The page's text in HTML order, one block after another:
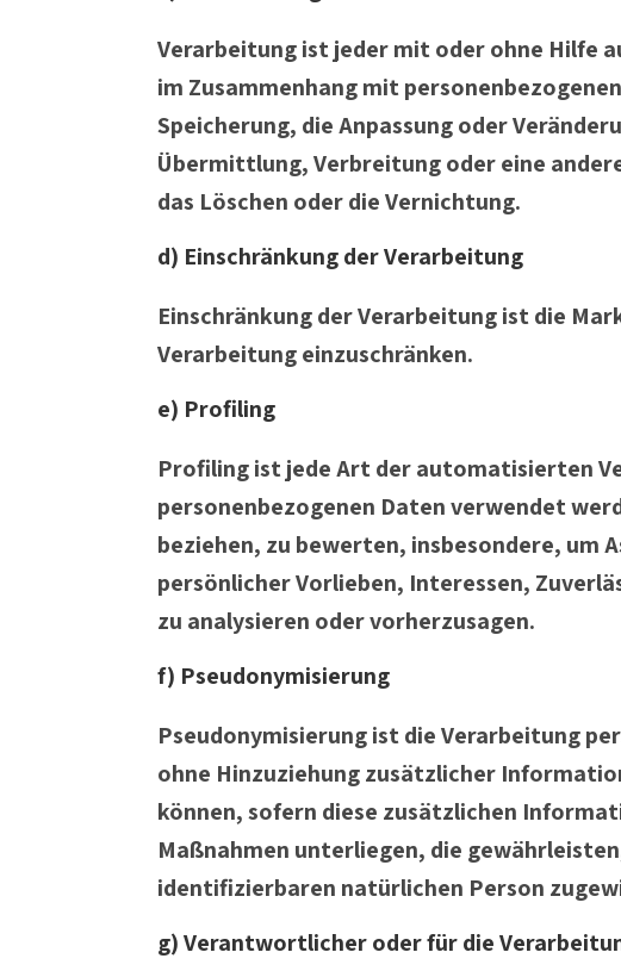
Verarbeitung ist jeder mit oder ohne Hilfe
im Zusammenhang mit
Speicherung, die Anpassung oder
Übermittlung, Verbreitung oder eine
das Löschen oder die Vernichtung.
d) Einschränkung der Verarbeitung
Einschränkung der Verarbeitung ist die
Verarbeitung einzuschränken.
e) Profiling
Profiling ist jede Art der automatisierten
personenbezogenen Daten verwendet
beziehen, zu bewerten, insbesondere, um
persönlicher Vorlieben, Interessen,
zu analysieren oder vorherzusagen.
f) Pseudonymisierung
Pseudonymisierung ist die Verarbeitung
ohne Hinzuziehung zusätzlicher
können, sofern diese zusätzlichen
Maßnahmen unterliegen, die
identifizierbaren natürlichen Person
g) Verantwortlicher oder für die